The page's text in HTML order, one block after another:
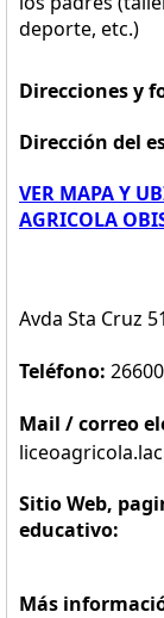
deporte, etc.)
Direcciones y
Dirección del
VER MAPA Y
AGRICOLA
Avda Sta Cruz
Teléfono:
Mail / correo
Sitio Web,
educativo:
Más